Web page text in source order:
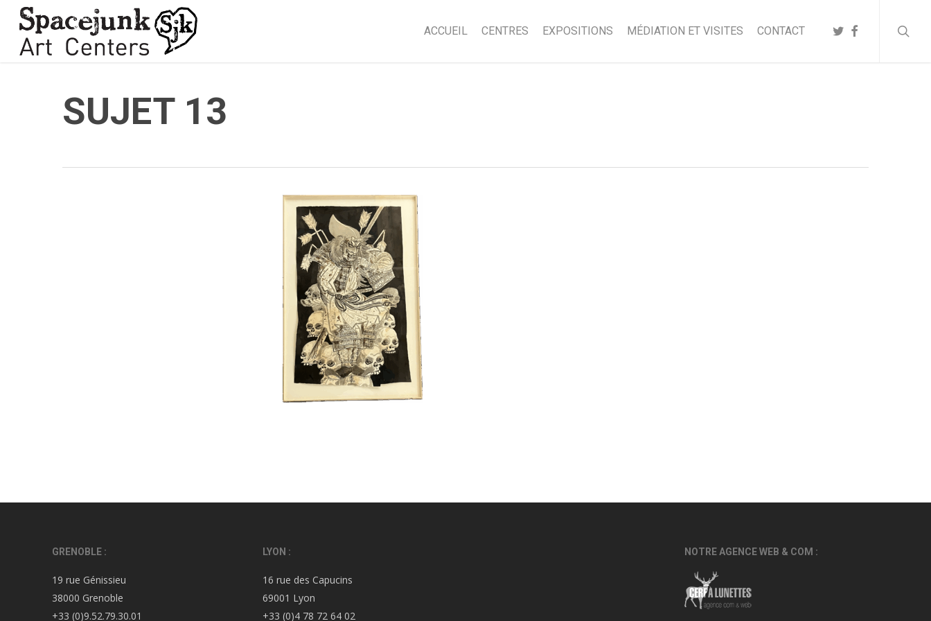
ACCUEIL CENTRES EXPOSITIONS MÉDIATION ET VISITES CONTACT TWITTER
FACEBOOK
SUJET 13
GRENOBLE :
19 rue Génissieu
38000 Grenoble
+33 (0)9.52.79.30.01
LYON :
16 rue des Capucins
69001 Lyon
+33 (0)4 78 72 64 02
NOTRE AGENCE WEB & COM :